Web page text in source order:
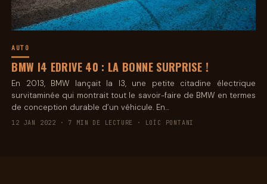
AUTO
BMW I4 EDRIVE 40 : LA BONNE SURPRISE !
En 2013, BMW lançait la I3, une petite citadine électrique
survitaminée qui montrait tout le savoir-faire de BMW en termes
de conception durable d’un véhicule. En…
12 JAN 2022 · 7 MIN DE LECTURE · LOÏC PONTANI